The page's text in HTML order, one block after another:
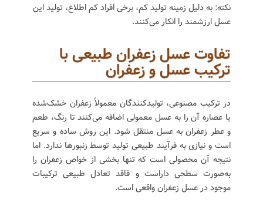
نکته: به دلیل زمینه تولید کم، برخی افراد کم اطلاع، تولید این
عسل ارزشمند را انکار می‌کنند.
تفاوت عسل زعفران طبیعی با
ترکیب عسل و زعفران
در ترکیب مصنوعی، تولیدکنندگان معمولاً زعفران خشک‌شده
یا عصاره آن را به عسل معمولی اضافه می‌کنند تا رنگ، طعم
و عطر زعفران به عسل منتقل شود. این روش ساده و سریع
است و نیازی به فرآیند طبیعی تولید توسط زنبورها ندارد. اما
نتیجه آن محصولی است که تنها بخشی از خواص زعفران را
به‌صورت سطحی داراست و فاقد تعادل طبیعی ترکیبات
موجود در عسل زعفران واقعی است.